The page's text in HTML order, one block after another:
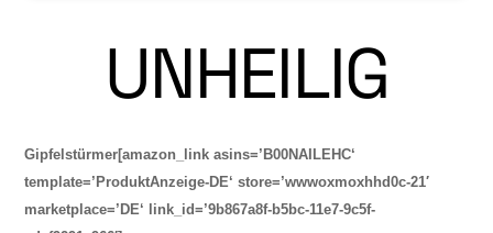
UNHEILIG
Gipfelstürmer[amazon_link asins=’B00NAILEHC‘
template=’ProduktAnzeige-DE‘ store=’wwwoxmoxhhd0c-21′
marketplace=’DE‘ link_id=’9b867a8f-b5bc-11e7-9c5f-